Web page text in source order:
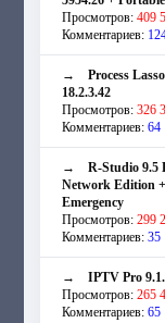
Просмотров: 409
Комментариев:
→ Process
18.2.3.42
Просмотров: 326
Комментариев: 64
→ R-Studio 9.5
Network Edition
Emergency
Просмотров: 299
Комментариев: 35
→ IPTV Pro
Просмотров: 265
Комментариев: 65